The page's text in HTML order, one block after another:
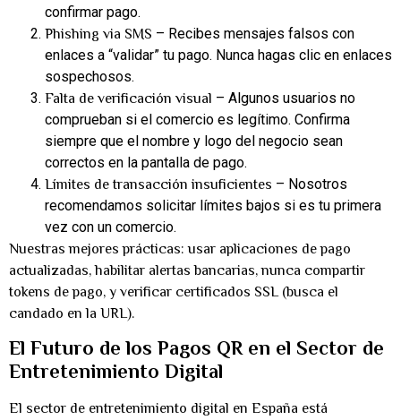
confirmar pago.
Phishing via SMS – Recibes mensajes falsos con
enlaces a “validar” tu pago. Nunca hagas clic en enlaces
sospechosos.
Falta de verificación visual – Algunos usuarios no
comprueban si el comercio es legítimo. Confirma
siempre que el nombre y logo del negocio sean
correctos en la pantalla de pago.
Límites de transacción insuficientes – Nosotros
recomendamos solicitar límites bajos si es tu primera
vez con un comercio.
Nuestras mejores prácticas: usar aplicaciones de pago
actualizadas, habilitar alertas bancarias, nunca compartir
tokens de pago, y verificar certificados SSL (busca el
candado en la URL).
El Futuro de los Pagos QR en el Sector de
Entretenimiento Digital
El sector de entretenimiento digital en España está